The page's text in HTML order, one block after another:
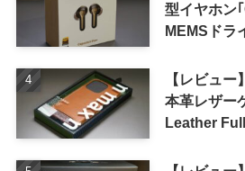
型イヤホン
MEMSドラ
【レビュ
本革レザー
Leather